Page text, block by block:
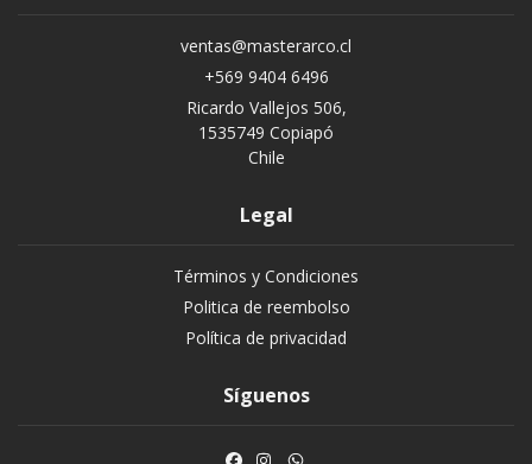
ventas@masterarco.cl
+569 9404 6496
Ricardo Vallejos 506,
1535749 Copiapó
Chile
Legal
Términos y Condiciones
Politica de reembolso
Política de privacidad
Síguenos